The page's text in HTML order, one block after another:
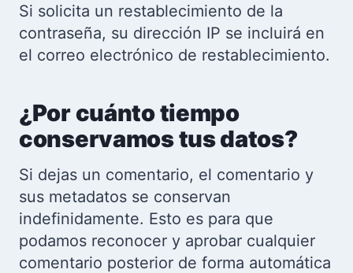
Si solicita un restablecimiento de la
contraseña, su dirección IP se incluirá en
el correo electrónico de restablecimiento.
¿Por cuánto tiempo
conservamos tus datos?
Si dejas un comentario, el comentario y
sus metadatos se conservan
indefinidamente. Esto es para que
podamos reconocer y aprobar cualquier
comentario posterior de forma automática